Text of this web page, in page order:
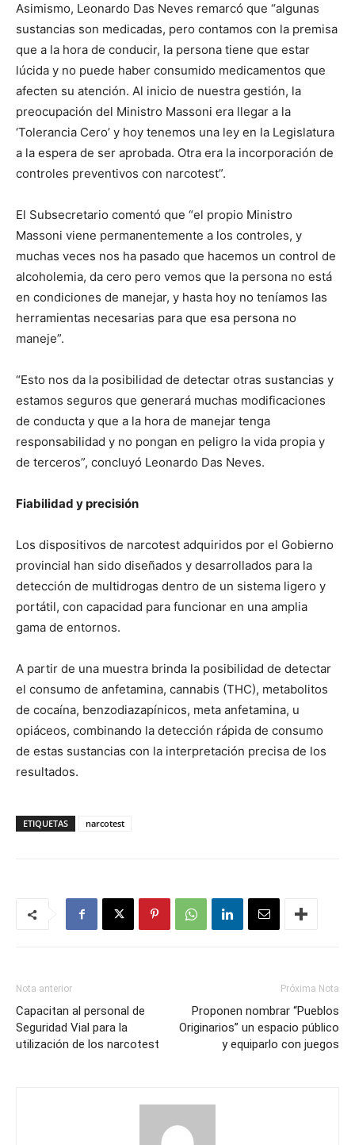
Asimismo, Leonardo Das Neves remarcó que “algunas
sustancias son medicadas, pero contamos con la premisa
que a la hora de conducir, la persona tiene que estar
lúcida y no puede haber consumido medicamentos que
afecten su atención. Al inicio de nuestra gestión, la
preocupación del Ministro Massoni era llegar a la
‘Tolerancia Cero’ y hoy tenemos una ley en la Legislatura
a la espera de ser aprobada. Otra era la incorporación de
controles preventivos con narcotest”.
El Subsecretario comentó que “el propio Ministro
Massoni viene permanentemente a los controles, y
muchas veces nos ha pasado que hacemos un control de
alcoholemia, da cero pero vemos que la persona no está
en condiciones de manejar, y hasta hoy no teníamos las
herramientas necesarias para que esa persona no
maneje”.
“Esto nos da la posibilidad de detectar otras sustancias y
estamos seguros que generará muchas modificaciones
de conducta y que a la hora de manejar tenga
responsabilidad y no pongan en peligro la vida propia y
de terceros”, concluyó Leonardo Das Neves.
Fiabilidad y precisión
Los dispositivos de narcotest adquiridos por el Gobierno
provincial han sido diseñados y desarrollados para la
detección de multidrogas dentro de un sistema ligero y
portátil, con capacidad para funcionar en una amplia
gama de entornos.
A partir de una muestra brinda la posibilidad de detectar
el consumo de anfetamina, cannabis (THC), metabolitos
de cocaína, benzodiazapínicos, meta anfetamina, u
opiáceos, combinando la detección rápida de consumo
de estas sustancias con la interpretación precisa de los
resultados.
ETIQUETAS narcotest
Nota anterior
Capacitan al personal de
Seguridad Vial para la
utilización de los narcotest
Próxima Nota
Proponen nombrar “Pueblos
Originarios” un espacio público
y equiparlo con juegos